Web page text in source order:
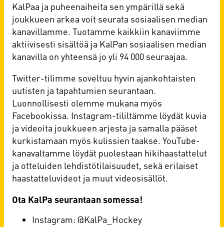
KalPaa ja puheenaiheita sen ympärillä sekä
joukkueen arkea voit seurata sosiaalisen median
kanavillamme. Tuotamme kaikkiin kanaviimme
aktiivisesti sisältöä ja KalPan sosiaalisen median
kanavilla on yhteensä jo yli 94 000 seuraajaa.
Twitter-tilimme soveltuu hyvin ajankohtaisten
uutisten ja tapahtumien seurantaan.
Luonnollisesti olemme mukana myös
Facebookissa. Instagram-tililtämme löydät kuvia
ja videoita joukkueen arjesta ja samalla pääset
kurkistamaan myös kulissien taakse. YouTube-
kanavaltamme löydät puolestaan hikihaastattelut
ja otteluiden lehdistötilaisuudet, sekä erilaiset
haastatteluvideot ja muut videosisällöt.
Ota KalPa seurantaan somessa!
Instagram: @KalPa_Hockey